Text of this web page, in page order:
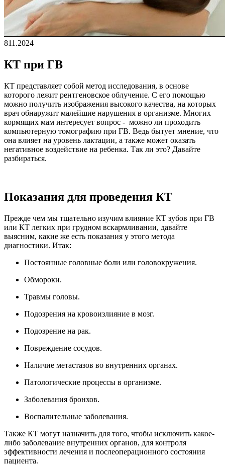
811.2024
КТ при ГВ
КТ представляет собой метод исследования, в основе
которого лежит рентгеновское облучение. С его помощью
можно получить изображения высокого качества, на которых
врач обнаружит малейшие нарушения в организме. Многих
кормящих мам интересует вопрос - можно ли проходить
компьютерную томографию при ГВ. Ведь бытует мнение, что
она влияет на уровень лактации, а также может оказать
негативное воздействие на ребенка. Так ли это? Давайте
разбираться.
Показания для проведения КТ
Прежде чем мы тщательно изучим влияние КТ зубов при ГВ
или КТ легких при грудном вскармливании, давайте
выясним, какие же есть показания у этого метода
диагностики. Итак:
Постоянные головные боли или головокружения.
Обмороки.
Травмы головы.
Подозрения на кровоизлияние в мозг.
Подозрение на рак.
Повреждение сосудов.
Наличие метастазов во внутренних органах.
Патологические процессы в организме.
Заболевания бронхов.
Воспалительные заболевания.
Также КТ могут назначить для того, чтобы исключить какое-
либо заболевание внутренних органов, для контроля
эффективности лечения и послеоперационного состояния
пациента.